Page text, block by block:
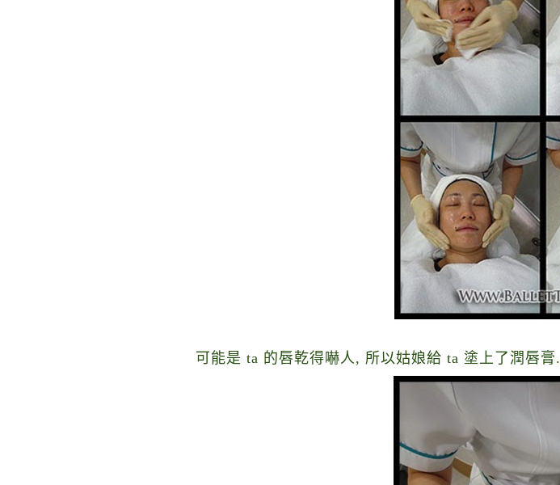
可能是 ta 的唇乾得嚇人, 所以姑娘給 ta 塗上了潤唇膏.